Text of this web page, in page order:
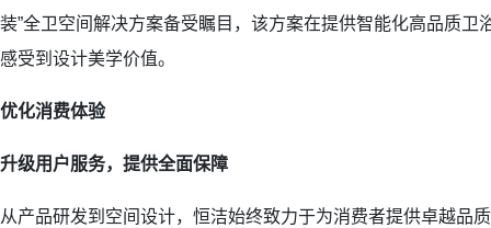
装”全卫空间解决方案备受瞩目，该方案在提供智能化高品质卫
感受到设计美学价值。
优化消费体验
升级用户服务，提供全面保障
从产品研发到空间设计，恒洁始终致力于为消费者提供卓越品